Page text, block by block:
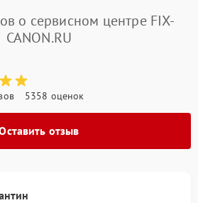
о сервисном центре FIX-
CANON.RU
5358 оценок
отзыв